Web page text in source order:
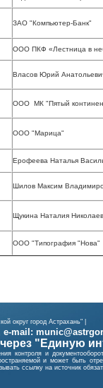
ЗАО "Компьютер-Банк"
ООО ПКФ «Лестница в
Власов Юрий
ООО МК "Пятый
ООО "Марица"
Ерофеева Наталья
Шилов Максим
Щукина Наталия
ООО "Типография "Нова"
округ город Астрахань" |
mail:
"Единую
контроля и
и может быть
ссылку на источник